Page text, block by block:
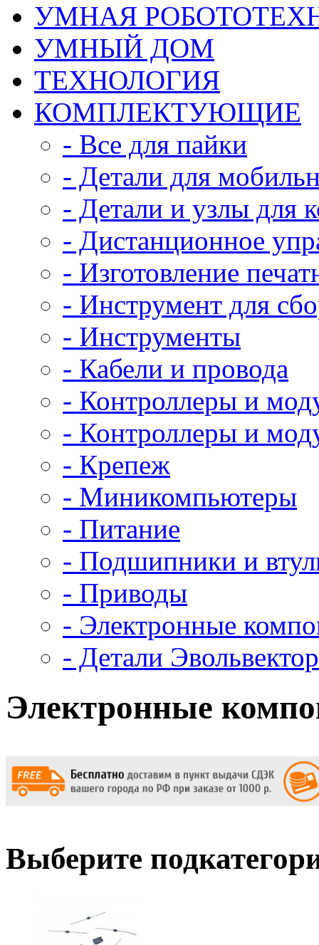
УМНАЯ
УМНЫЙ ДОМ
ТЕХНОЛОГИЯ
КОМПЛЕКТУЮЩИЕ
- Все для пайки
- Детали для
- Детали и узлы для
- Дистанционное
- Изготовление
- Инструмент для
- Инструменты
- Кабели и провода
- Контроллеры и
- Контроллеры и
- Крепеж
- Миникомпьютеры
- Питание
- Подшипники и
- Приводы
- Электронные
- Детали Эвольвектор
Электронные
Выберите